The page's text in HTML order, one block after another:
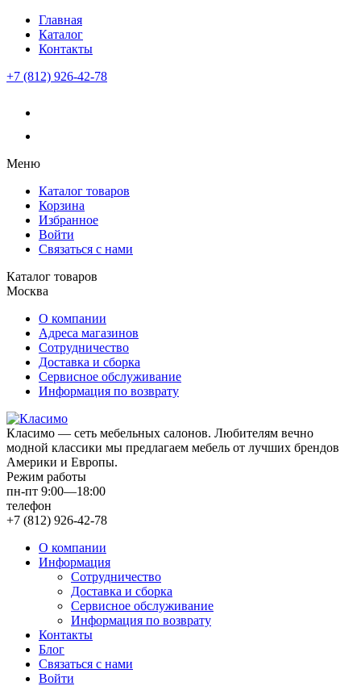
Главная
Каталог
Контакты
+7 (812) 926-42-78
Меню
Каталог товаров
Корзина
Избранное
Войти
Связаться с нами
Каталог товаров
Москва
О компании
Адреса магазинов
Сотрудничество
Доставка и сборка
Сервисное обслуживание
Информация по возврату
Класимо — cеть мебельных салонов. Любителям вечно
модной классики мы предлагаем мебель от лучших брендов
Америки и Европы.
Режим работы
пн-пт 9:00—18:00
телефон
+7 (812) 926-42-78
О компании
Информация
Сотрудничество
Доставка и сборка
Сервисное обслуживание
Информация по возврату
Контакты
Блог
Связаться с нами
Войти